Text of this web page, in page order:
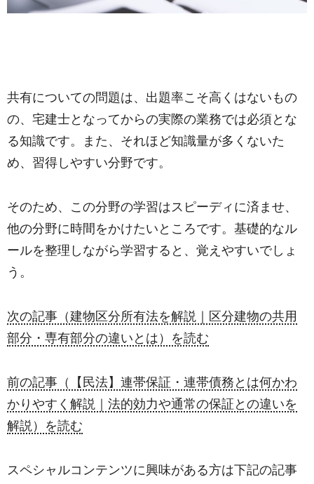
共有についての問題は、出題率こそ高くはないもの
の、宅建士となってからの実際の業務では必須とな
る知識です。また、それほど知識量が多くないた
め、習得しやすい分野です。
そのため、この分野の学習はスピーディに済ませ、
他の分野に時間をかけたいところです。基礎的なル
ールを整理しながら学習すると、覚えやすいでしょ
う。
次の記事（建物区分所有法を解説｜区分建物の共用
部分・専有部分の違いとは）を読む
前の記事（【民法】連帯保証・連帯債務とは何かわ
かりやすく解説｜法的効力や通常の保証との違いを
解説）を読む
スペシャルコンテンツに興味がある方は下記の記事